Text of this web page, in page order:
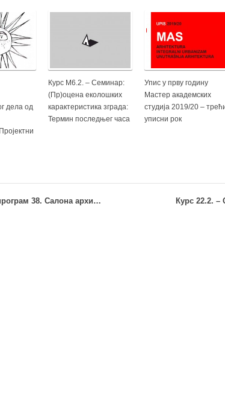
дела од
Курс М6.2. – Семинар:
(Пр)оцена еколошких
карактеристика зграда:
Термин последњег часа
Упис у прву годину
Мастер академских
студија 2019/20 –
уписни рок
Пратећи програм 38. Салона архитектуре: Отворено за: Градске баште поврћа